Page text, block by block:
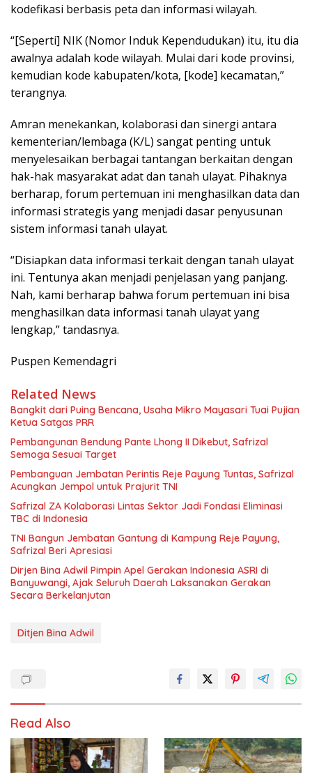
kodefikasi berbasis peta dan informasi wilayah.
“[Seperti] NIK (Nomor Induk Kependudukan) itu, itu dia
awalnya adalah kode wilayah. Mulai dari kode provinsi,
kemudian kode kabupaten/kota, [kode] kecamatan,”
terangnya.
Amran menekankan, kolaborasi dan sinergi antara
kementerian/lembaga (K/L) sangat penting untuk
menyelesaikan berbagai tantangan berkaitan dengan
hak-hak masyarakat adat dan tanah ulayat. Pihaknya
berharap, forum pertemuan ini menghasilkan data dan
informasi strategis yang menjadi dasar penyusunan
sistem informasi tanah ulayat.
“Disiapkan data informasi terkait dengan tanah ulayat
ini. Tentunya akan menjadi penjelasan yang panjang.
Nah, kami berharap bahwa forum pertemuan ini bisa
menghasilkan data informasi tanah ulayat yang
lengkap,” tandasnya.
Puspen Kemendagri
Related News
Bangkit dari Puing Bencana, Usaha Mikro Mayasari Tuai Pujian
Ketua Satgas PRR
Pembangunan Bendung Pante Lhong II Dikebut, Safrizal
Semoga Sesuai Target
Pembanguan Jembatan Perintis Reje Payung Tuntas, Safrizal
Acungkan Jempol untuk Prajurit TNI
Safrizal ZA Kolaborasi Lintas Sektor Jadi Fondasi Eliminasi
TBC di Indonesia
TNI Bangun Jembatan Gantung di Kampung Reje Payung,
Safrizal Beri Apresiasi
Dirjen Bina Adwil Pimpin Apel Gerakan Indonesia ASRI di
Banyuwangi, Ajak Seluruh Daerah Laksanakan Gerakan
Secara Berkelanjutan
Ditjen Bina Adwil
Read Also